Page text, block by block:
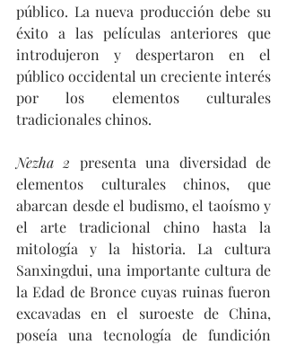
público. La nueva producción debe su
éxito a las películas anteriores que
introdujeron y despertaron en el
público occidental un creciente interés
por los elementos culturales
tradicionales chinos.
Nezha 2 presenta una diversidad de
elementos culturales chinos, que
abarcan desde el budismo, el taoísmo y
el arte tradicional chino hasta la
mitología y la historia. La cultura
Sanxingdui, una importante cultura de
la Edad de Bronce cuyas ruinas fueron
excavadas en el suroeste de China,
poseía una tecnología de fundición